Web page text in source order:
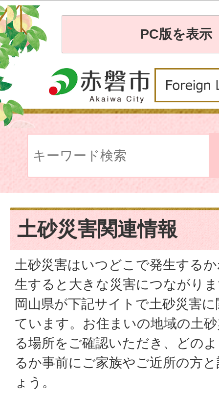
PC版を表示
土砂災害関連情報
土砂災害はいつどこで発生する
生すると大きな災害につながり
岡山県が下記サイトで土砂災害
ています。お住まいの地域の土
る場所をご確認いただき、どの
るか事前にご家族やご近所の方
ょう。